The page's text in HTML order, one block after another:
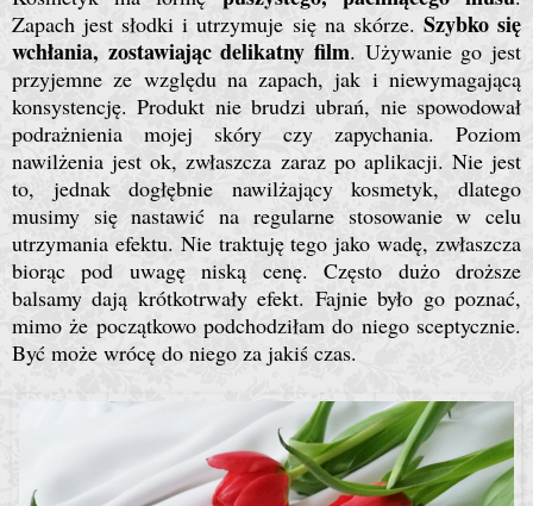
Zapach jest słodki i utrzymuje się na skórze. Szybko się
wchłania, zostawiając delikatny film. Używanie go jest
przyjemne ze względu na zapach, jak i niewymagającą
konsystencję. Produkt nie brudzi ubrań, nie spowodował
podrażnienia mojej skóry czy zapychania. Poziom
nawilżenia jest ok, zwłaszcza zaraz po aplikacji. Nie jest
to, jednak dogłębnie nawilżający kosmetyk, dlatego
musimy się nastawić na regularne stosowanie w celu
utrzymania efektu. Nie traktuję tego jako wadę, zwłaszcza
biorąc pod uwagę niską cenę. Często dużo droższe
balsamy dają krótkotrwały efekt. Fajnie było go poznać,
mimo że początkowo podchodziłam do niego sceptycznie.
Być może wrócę do niego za jakiś czas.